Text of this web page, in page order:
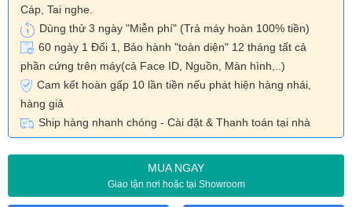
Cáp, Tai nghe.
Dùng thử 3 ngày "Miễn phí" (Trả máy hoàn 100% tiền)
60 ngày 1 Đổi 1, Bảo hành "toàn diện" 12 tháng tất cả
phần cứng trên máy(cả Face ID, Nguồn, Màn hình,..)
Cam kết hoàn gấp 10 lần tiền nếu phát hiện hàng nhái,
hàng giả
Ship hàng nhanh chóng - Cài đặt & Thanh toán tại nhà
MUA NGAY
Giao tận nơi hoặc tại Showroom